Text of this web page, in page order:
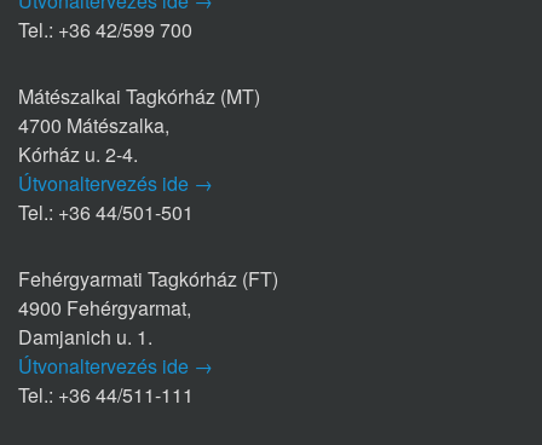
Tel.: +36 42/599 700
Mátészalkai Tagkórház (MT)
4700 Mátészalka,
Kórház u. 2-4.
Útvonaltervezés ide →
Tel.: +36 44/501-501
Fehérgyarmati Tagkórház (FT)
4900 Fehérgyarmat,
Damjanich u. 1.
Útvonaltervezés ide →
Tel.: +36 44/511-111